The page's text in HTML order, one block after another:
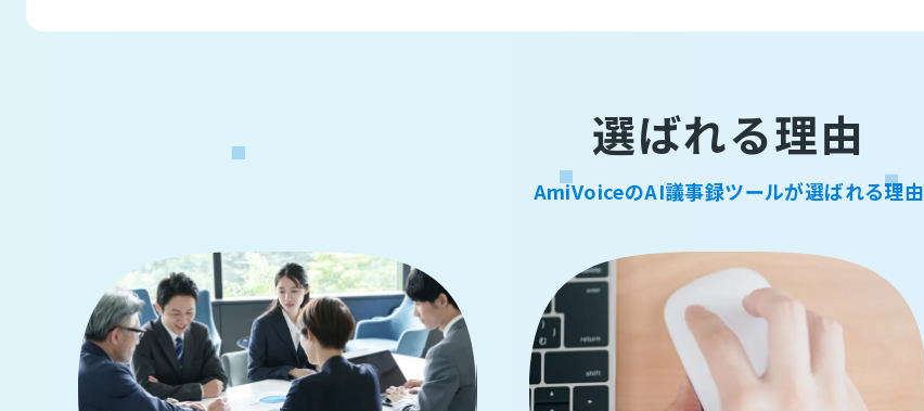
選ばれる理由
AmiVoiceのAI議事録ツールが選ばれる理由